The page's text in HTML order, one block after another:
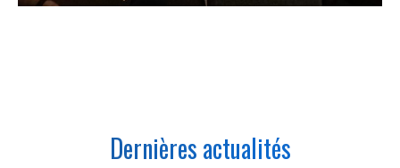
Dernières actualités